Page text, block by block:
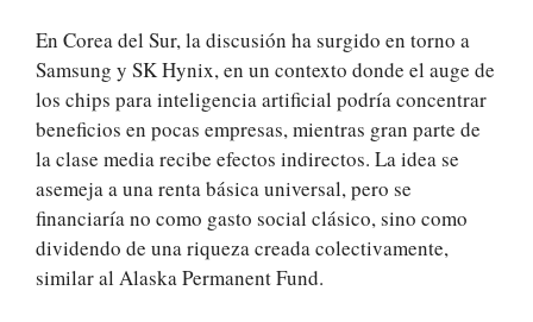
En Corea del Sur, la discusión ha surgido en torno a
Samsung y SK Hynix, en un contexto donde el auge de
los chips para inteligencia artificial podría concentrar
beneficios en pocas empresas, mientras gran parte de
la clase media recibe efectos indirectos. La idea se
asemeja a una renta básica universal, pero se
financiaría no como gasto social clásico, sino como
dividendo de una riqueza creada colectivamente,
similar al Alaska Permanent Fund.